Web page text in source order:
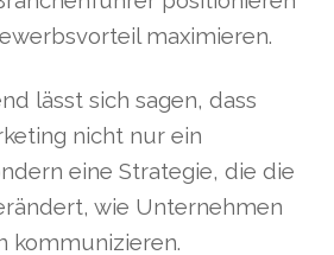
maximieren.
lässt sich sagen, dass
nicht nur ein
eine Strategie, die die
wie Unternehmen
kommunizieren.